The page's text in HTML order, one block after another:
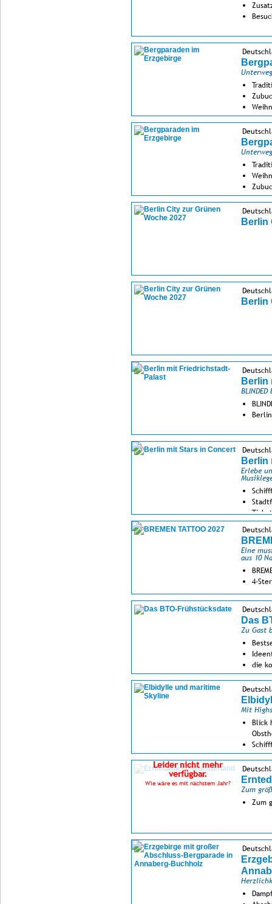
Berlin
Berlin
Berlin
BLINDED
Berlin
Erlebe
Eine
aus 10
4-
Das
Zu Gast
die
mit
Mit
Blick
Leider nicht mehr
verfügbar.
Wie wäre es mit nächstem Jahr?
Zum
Zum